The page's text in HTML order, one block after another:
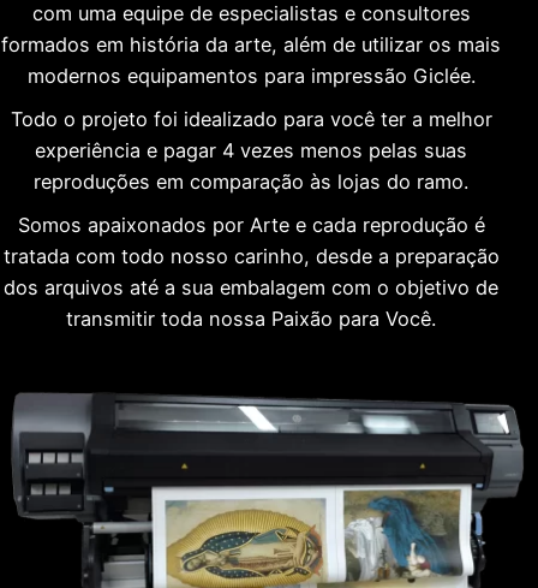
com uma equipe de especialistas e consultores
formados em história da arte, além de utilizar os mais
modernos equipamentos para impressão Giclée.
Todo o projeto foi idealizado para você ter a melhor
experiência e pagar 4 vezes menos pelas suas
reproduções em comparação às lojas do ramo.
Somos apaixonados por Arte e cada reprodução é
tratada com todo nosso carinho, desde a preparação
dos arquivos até a sua embalagem com o objetivo de
transmitir toda nossa Paixão para Você.